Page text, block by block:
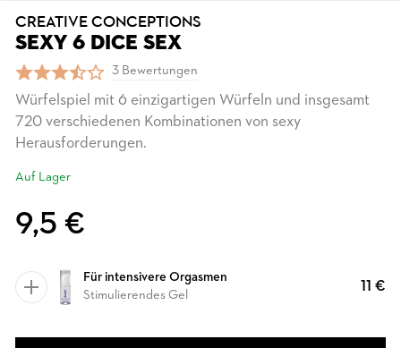
CREATIVE CONCEPTIONS
SEXY 6 DICE SEX
3 Bewertungen
Würfelspiel mit 6 einzigartigen Würfeln und insgesamt
720 verschiedenen Kombinationen von sexy
Herausforderungen.
Auf Lager
9,5 €
Für intensivere Orgasmen
Stimulierendes Gel
11 €